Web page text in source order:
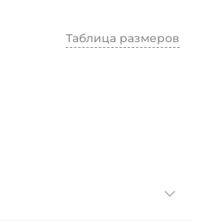
Таблица размеров